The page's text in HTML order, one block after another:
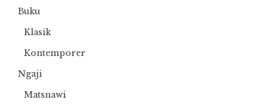
Buku
Klasik
Kontemporer
Ngaji
Matsnawi